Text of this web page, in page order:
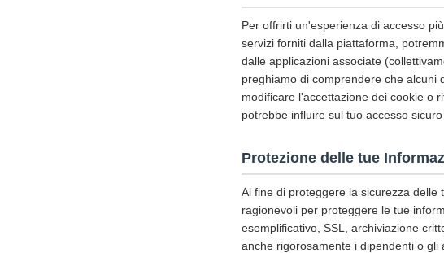
Per offrirti un'esperienza di accesso
servizi forniti dalla piattaforma,
dalle applicazioni associate
preghiamo di comprendere che alcuni
modificare l'accettazione dei cookie o
potrebbe influire sul tuo accesso
Protezione delle tue
Al fine di proteggere la sicurezza
ragionevoli per proteggere le tue
esemplificativo, SSL, archiviazione
anche rigorosamente i dipendenti o gli